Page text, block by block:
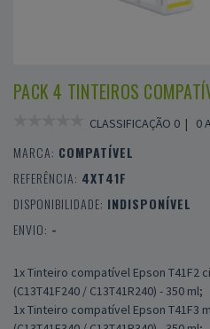
PACK 4 TINTEIROS
CLASSIFICAÇÃO 0 | 0
MARCA: COMPATÍVEL
REFERÊNCIA: 4XT41F
DISPONIBILIDADE: INDISPONÍVEL
ENVIO: -
1x Tinteiro compatível Epson T41F2
(C13T41F240 / C13T41R240) - 350 ml;
1x Tinteiro compatível Epson T41F3